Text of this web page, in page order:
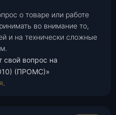
о товаре или работе
во внимание то,
и на технически сложные
свой вопрос на
(ПРОМС)»
.